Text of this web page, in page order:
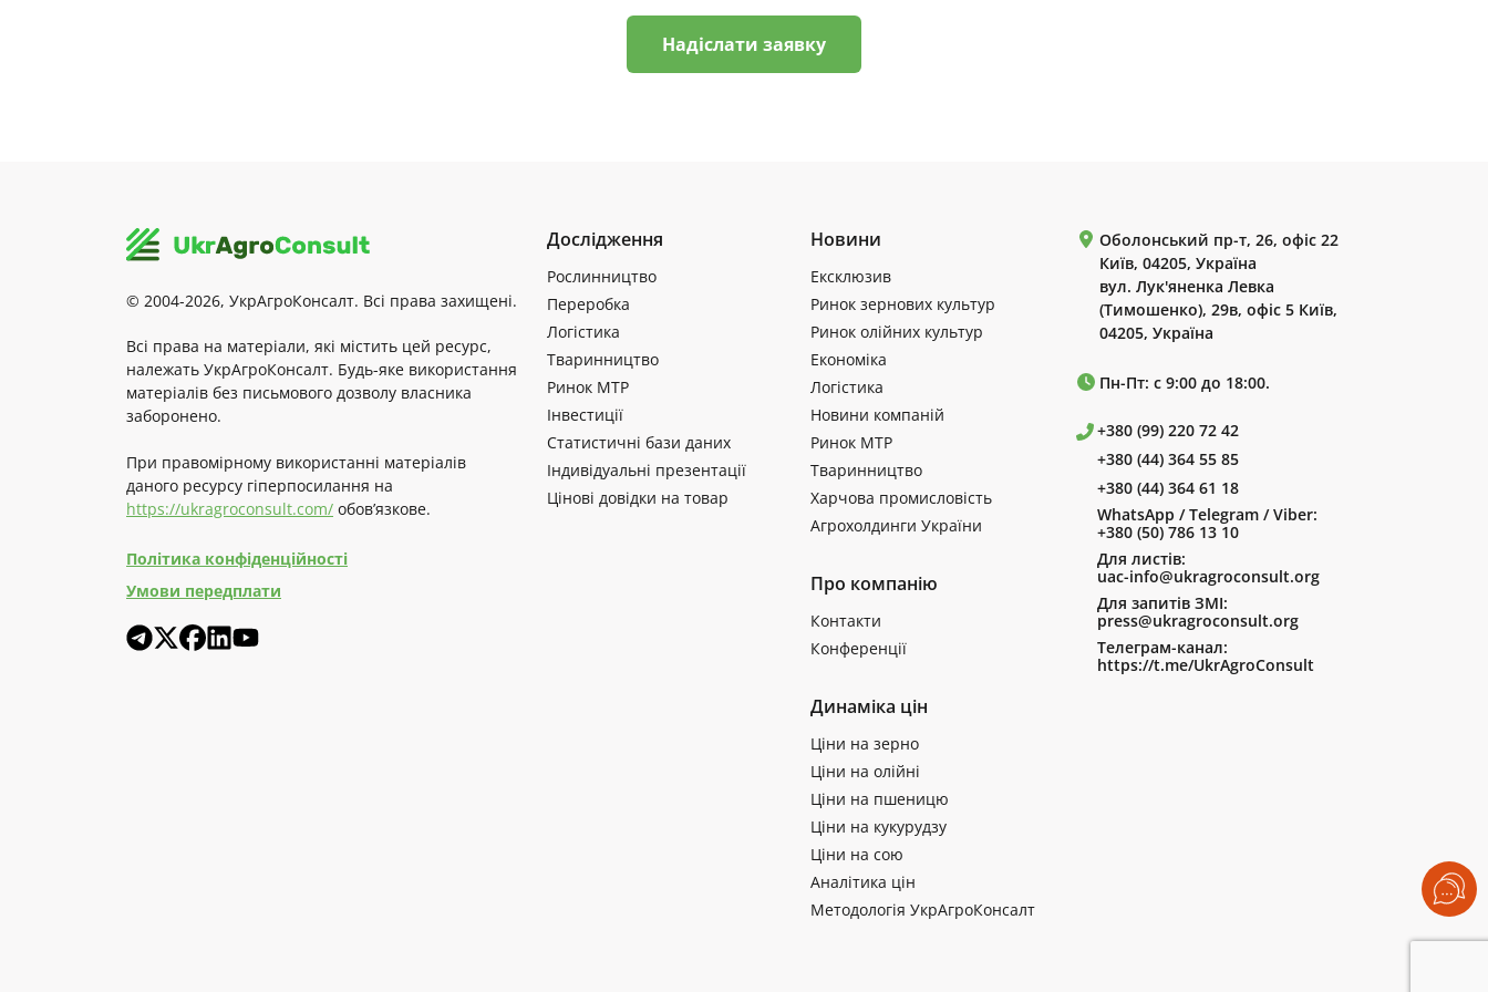
Надіслати заявку
© 2004-2026, УкрАгроКонсалт. Всі права захищені.
Всі права на матеріали, які містить цей ресурс,
належать УкрАгроКонсалт. Будь-яке використання
матеріалів без письмового дозволу власника
заборонено.
При правомірному використанні матеріалів
даного ресурсу гіперпосилання на
https://ukragroconsult.com/ обов’язкове.
Політика конфіденційності
Умови передплати
Дослідження
Рослинництво
Переробка
Логістика
Тваринництво
Ринок МТР
Інвестиції
Статистичні бази даних
Індивідуальні презентації
Цінові довідки на товар
Новини
Ексклюзив
Ринок зернових культур
Ринок олійних культур
Економіка
Логістика
Новини компаній
Ринок МТР
Тваринництво
Харчова промисловість
Агрохолдинги України
Про компанію
Контакти
Конференції
Динаміка цін
Ціни на зерно
Ціни на олійні
Ціни на пшеницю
Ціни на кукурудзу
Ціни на сою
Аналітика цін
Методологія УкрАгроКонсалт
Оболонський пр-т, 26, офіс 22
Київ, 04205, Україна
вул. Лук'яненка Левка
(Тимошенко), 29в, офіс 5 Київ,
04205, Україна
Пн-Пт: с 9:00 до 18:00.
+380 (99) 220 72 42
+380 (44) 364 55 85
+380 (44) 364 61 18
WhatsApp / Telegram / Viber:
+380 (50) 786 13 10
Для листів:
uac-info@ukragroconsult.org
Для запитів ЗМІ:
press@ukragroconsult.org
Телеграм-канал:
https://t.me/UkrAgroConsult